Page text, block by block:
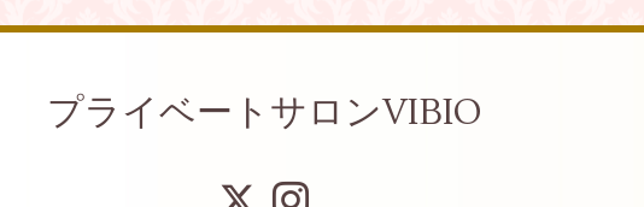
プライベートサロンVIBIO